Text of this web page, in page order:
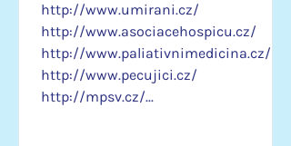
http://www.umirani.cz/
http://www.asociacehospicu.cz/
http://www.paliativnimedicina.cz/
http://www.pecujici.cz/
http://mpsv.cz/...